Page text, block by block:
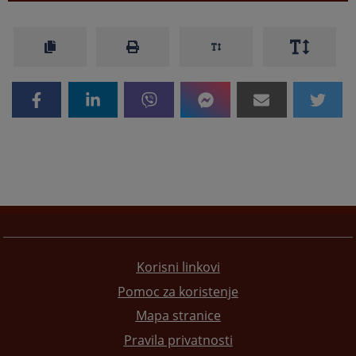
Korisni linkovi
Pomoc za koristenje
Mapa stranice
Pravila privatnosti